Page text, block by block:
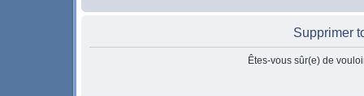
Supprimer
Êtes-vous sûr(e) de